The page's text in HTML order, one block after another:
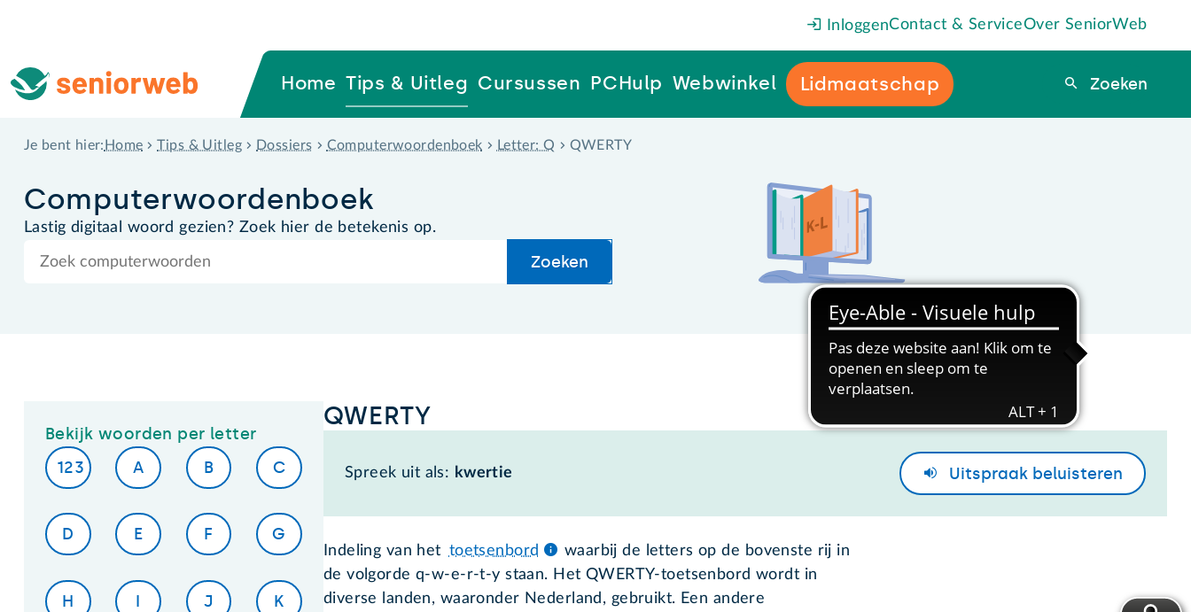
InloggenContact & ServiceOver SeniorWeb
Home Tips & Uitleg Cursussen PCHulp Webwinkel Lidmaatschap Zoeken
Zoeken
Je bent hier: Home Tips & Uitleg Dossiers Computerwoordenboek Letter: Q QWERTY
Computer­woordenboek
Lastig digitaal woord gezien? Zoek hier de betekenis op.
Zoeken
Bekijk woorden per letter
123
A B C
D E F G
H I J K
QWERTY
Spreek uit als: kwertie Uitspraak beluisteren
Indeling van het toetsenbord
waarbij de letters op de bovenste rij in
de volgorde q-w-e-r-t-y staan. Het QWERTY-toetsenbord wordt in
diverse landen, waaronder Nederland, gebruikt. Een andere